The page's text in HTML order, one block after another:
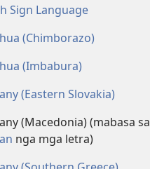
Sign Language
(Chimborazo)
(Imbabura)
(Eastern Slovakia)
(Macedonia) (mabasa sa
nga mga letra)